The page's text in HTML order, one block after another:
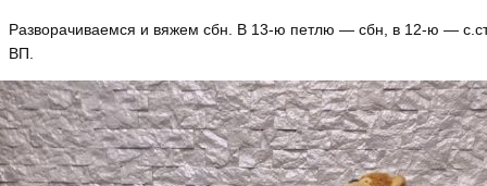
Разворачиваемся и вяжем сбн. В 13-ю петлю — сбн, в 12-ю —
ВП.⠀